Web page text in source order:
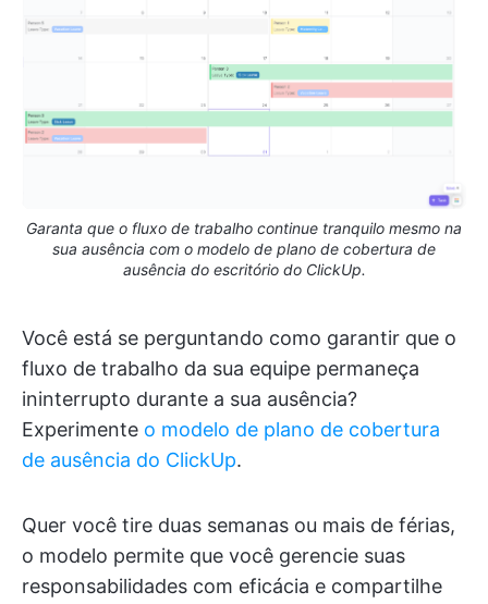
Garanta que o fluxo de trabalho continue tranquilo mesmo na
sua ausência com o modelo de plano de cobertura de
ausência do escritório do ClickUp.
Você está se perguntando como garantir que o
fluxo de trabalho da sua equipe permaneça
ininterrupto durante a sua ausência?
Experimente o modelo de plano de cobertura
de ausência do ClickUp.
Quer você tire duas semanas ou mais de férias,
o modelo permite que você gerencie suas
responsabilidades com eficácia e compartilhe